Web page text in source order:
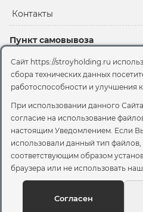
Контакты
Пункт самовывоза
2-й Иртышский проезд,
территория 2А стр.3
Офис
Москва, ул. Вятская, 49с1
© 2026 Стройхолдинг | г. Москва
Договор оферта
Политика
Вы можете отозвать своё
Сайт https://stroyholding.ru
сбора технических данных
работоспособности и улучшения
При использовании данного
согласие на использование
настоящим Уведомлением. Если
использовали данный тип
соответствующим образом
браузера или не использовать наш
Согласен